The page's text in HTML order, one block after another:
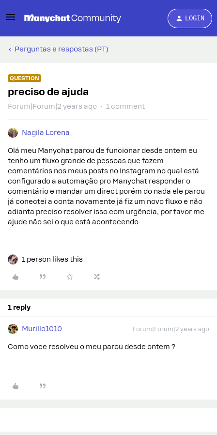
LOGIN
Perguntas e respostas (PT)
QUESTION
preciso de ajuda
Forum|Forum|2 years ago 1 comment
Nagila Lorena
Olá meu Manychat parou de funcionar desde ontem eu
tenho um fluxo grande de pessoas que fazem
comentários nos meus posts no Instagram no qual está
configurado a automação pro Manychat responder o
comentário e mandar um direct porém do nada ele parou
já conectei a conta novamente já fiz um novo fluxo e não
adianta preciso resolver isso com urgência, por favor me
ajude não sei o que está acontecendo
1 person likes this
1 reply
Murillo1010 Forum|Forum|2 years ago
Como voce resolveu o meu parou desde ontem ?